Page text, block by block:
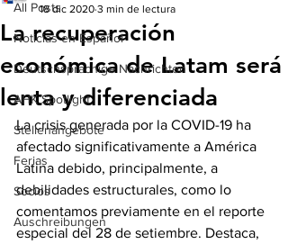
All Posts
Noticias en Español
Deutschsprachige Nachrichten
AHK Spotlight
Stellenangebote
Ferias
Socios
Auschreibungen
La recuperación
económica de Latam será
lenta y diferenciada
18 dic 2020 3 min de lectura
La crisis generada por la COVID-19 ha
afectado significativamente a América
Latina debido, principalmente, a
debilidades estructurales, como lo
comentamos previamente en el reporte
especial del 28 de setiembre. Destaca,